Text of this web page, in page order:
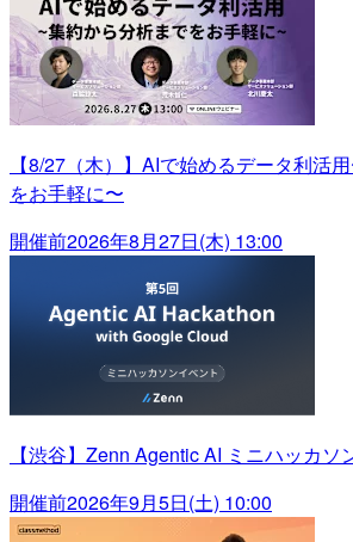
【8/27（木）】AIで始めるデータ利活
をお手軽に〜
開催前2026年8月27日(木) 13:00
【渋谷】Zenn Agentic AI ミニハッカ
開催前2026年9月5日(土) 10:00